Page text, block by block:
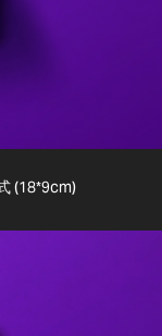
(18*9cm)​​​​​​​